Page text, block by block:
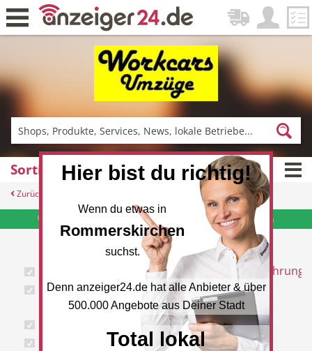
Zurück
Fitness & Sport Einkaufen
DE-News News
Restaurant Hotel
Zurück
Angebote & Prospekte per Newsletter - hier anmelden
Sortiment Workcars Umzüge
Fahrzeugüberführung
Fahrzeugvermietung
Möbellift
Vermietung
Umzüge
Vermietung von
Hier bist du richtig!
Wenn du etwas in
Rommerskirchen
suchst.
Denn anzeiger24.de hat alle Anbieter & über
500.000 Angebote aus Deiner Stadt
Total lokal